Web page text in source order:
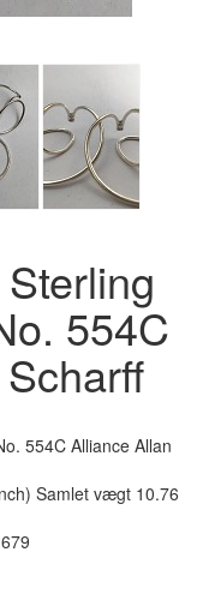
554C
554C Alliance Allan
Samlet vægt 10.76